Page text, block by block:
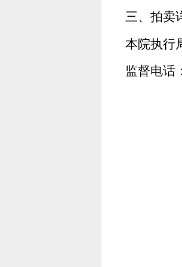
三、拍卖
本院执行
监督